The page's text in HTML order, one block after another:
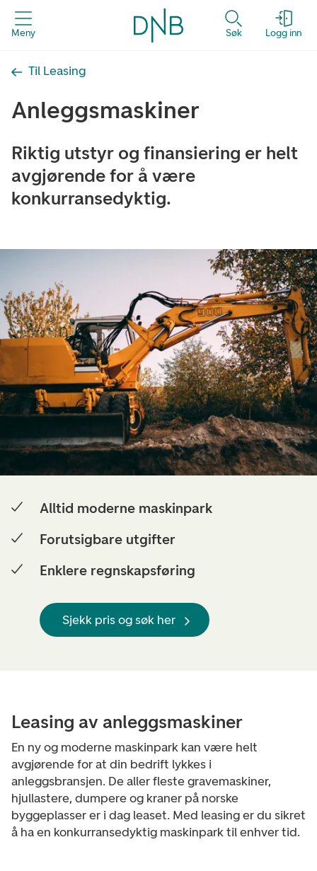
Meny Søk Logg inn
Til Leasing
Anleggsmaskiner
Riktig utstyr og finansiering er helt
avgjørende for å være
konkurransedyktig.
Alltid moderne maskinpark
Forutsigbare utgifter
Enklere regnskapsføring
Sjekk pris og søk her
Leasing av anleggsmaskiner
En ny og moderne maskinpark kan være helt
avgjørende for at din bedrift lykkes i
anleggsbransjen. De aller fleste gravemaskiner,
hjullastere, dumpere og kraner på norske
byggeplasser er i dag leaset. Med leasing er du sikret
å ha en konkurransedyktig maskinpark til enhver tid.